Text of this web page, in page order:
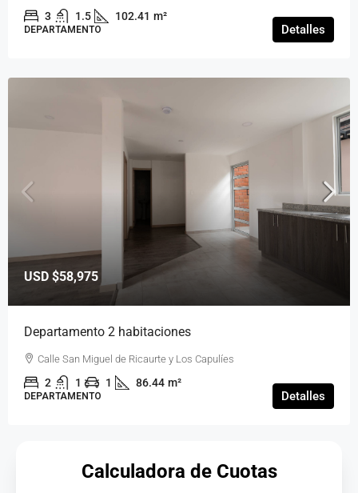
3 1.5 102.41 m²
DEPARTAMENTO Detalles
USD $58,975
Departamento 2 habitaciones
Calle San Miguel de Ricaurte y Los Capulíes
2 1 1 86.44 m²
DEPARTAMENTO Detalles
Calculadora de Cuotas